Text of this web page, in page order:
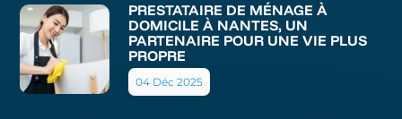
PRESTATAIRE DE MÉNAGE À
DOMICILE À NANTES, UN
PARTENAIRE POUR UNE VIE PLUS
PROPRE
04 Déc 2025